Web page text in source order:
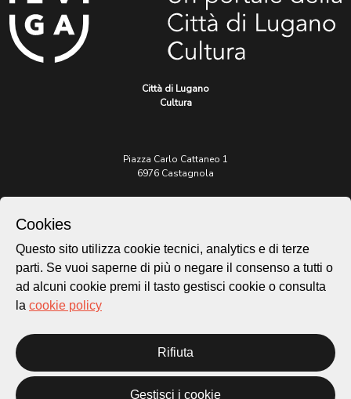
Città di Lugano
Cultura
Piazza Carlo Cattaneo 1
6976 Castagnola
patrimonio@lugano.ch
t. +41 58 866 68 50
Sito istituzionale:
Privacy Policy
Credits
Homepage
Cookies
Questo sito utilizza cookie tecnici, analytics e di terze
parti. Se vuoi saperne di più o negare il consenso a tutti o
ad alcuni cookie premi il tasto gestisci cookie o consulta
la cookie policy
Rifiuta
Gestisci i cookie